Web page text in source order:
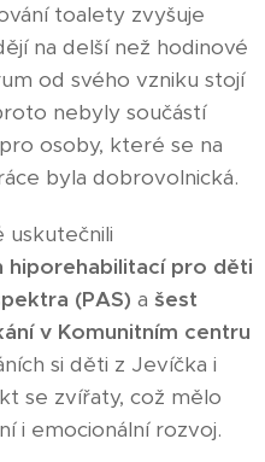
toalety zvyšuje
na delší než hodinové
od svého vzniku stojí
nebyly součástí
osoby, které se na
byla dobrovolnická.
uskutečnili
hiporehabilitací pro děti
(PAS) a šest
v Komunitním centru
si děti z Jevíčka i
se zvířaty, což mělo
i emocionální rozvoj.